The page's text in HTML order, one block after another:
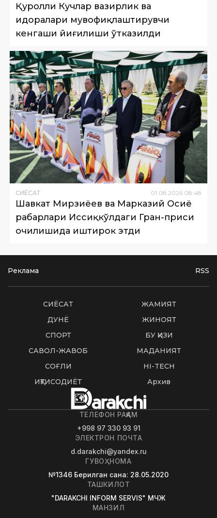
Қуролли Кучлар вазирлик ва
идоралари мувофиқлаштирувчи
кенгаши йиғилиши ўтказилди
СИËСАТ 01 08 2026 08:48
Шавкат Мирзиёев ва Марказий Осиё
раҳбарлари Иссиқкўлдаги Гран-приси
очилишида иштирок этди
Реклама RSS
СИËСАТ
ЖАМИЯТ
ДУНË
ЖИНОЯТ
СПОРТ
БУ ҚИЗИҚ
САВОЛ-ЖАВОБ
МАДАНИЯТ
СОҒЛИҚ
HI-TECH
ИҚТИСОДИЁТ
Архив
ТЕЛЕФОН РАҚАМ
+998 97 330 93 91
ЭЛЕКТРОН ПОЧТА
d.darakchi@yandex.ru
ГУВОҲНОМА
№1346 Берилган сана: 28.05.2020
ТАШКИЛОТ
"DARAKCHI INFORM SERVIS" МЧЖ
МАНЗИЛ